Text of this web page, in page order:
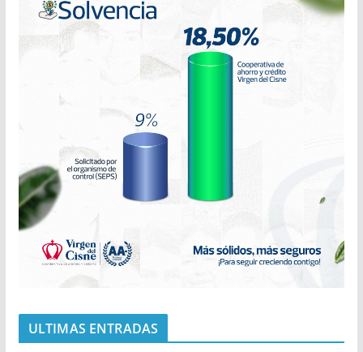
ULTIMAS ENTRADAS